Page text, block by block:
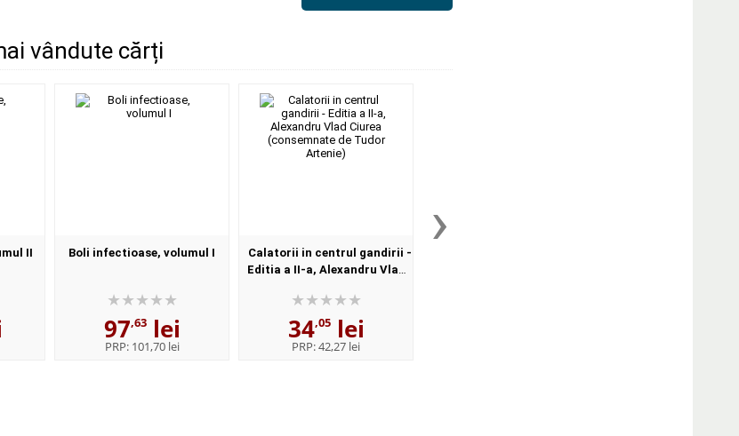
vândute cărți
II Boli infectioase, volumul I
97,63lei
PRP: 101,70 lei
Calatorii in centrul gandirii -
Editia a II-a, Alexandru Vlad
Artenie)
34,05lei
PRP:42,27 lei
›